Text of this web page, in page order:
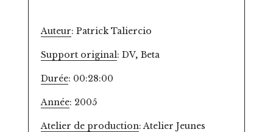
Auteur: Patrick Taliercio
Support original: DV, Beta
Durée: 00:28:00
Année: 2005
Atelier de production: Atelier Jeunes